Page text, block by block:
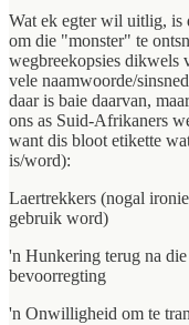
Wat ek egter wil uitlig, is
om die "monster" te
wegbreekopsies dikwels
vele naamwoorde/
daar is baie daarvan,
ons as Suid-Afrikaners
want dis bloot etikette
is/word):
Laertrekkers (nogal
gebruik word)
'n Hunkering terug na
bevoorregting
'n Onwilligheid om te